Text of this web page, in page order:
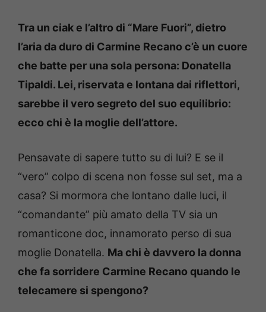
Tra un ciak e l’altro di “Mare Fuori”, dietro
l’aria da duro di Carmine Recano c’è un cuore
che batte per una sola persona: Donatella
Tipaldi. Lei, riservata e lontana dai riflettori,
sarebbe il vero segreto del suo equilibrio:
ecco chi è la moglie dell’attore.
Pensavate di sapere tutto su di lui? E se il
“vero” colpo di scena non fosse sul set, ma a
casa? Si mormora che lontano dalle luci, il
“comandante” più amato della TV sia un
romanticone doc, innamorato perso di sua
moglie Donatella. Ma chi è davvero la donna
che fa sorridere Carmine Recano quando le
telecamere si spengono?